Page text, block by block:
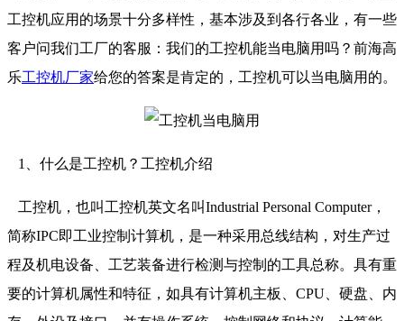
工控机应用的场景十分多样性，基本涉及到各行各业，有一些
客户问我们工厂的客服：我们的工控机能当电脑用吗？前海高
乐工控机厂家给您的答案是肯定的，工控机可以当电脑用的。
1、什么是工控机？工控机介绍
工控机，也叫工控机英文名叫Industrial Personal Computer，
简称IPC即工业控制计算机，是一种采用总线结构，对生产过
程及机电设备、工艺装备进行检测与控制的工具总称。具有重
要的计算机属性和特征，如具有计算机主板、CPU、硬盘、内